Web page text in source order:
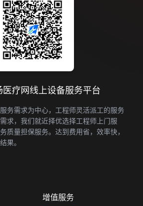
医疗网线上设备服务平台
务需求为中心，工程师灵活派工的服务
求，我们就近择优选择工程师上门服
质量担保服务。达到费用省，效率快，
果。
增值服务